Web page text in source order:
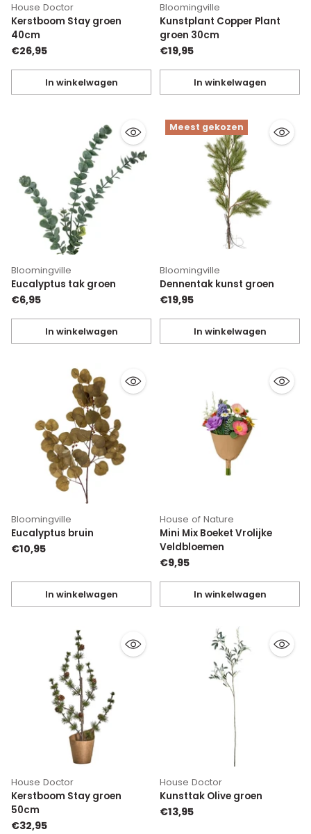
House Doctor
Kerstboom Stay groen
40cm
€26,95
In winkelwagen
Hoeveelheid
Bloomingville
Kunstplant Copper Plant
groen 30cm
€19,95
In winkelwagen
Hoeveelheid
Bloomingville
Eucalyptus tak groen
€6,95
In winkelwagen
Hoeveelheid
Meest gekozen
Bloomingville
Dennentak kunst groen
€19,95
In winkelwagen
Hoeveelheid
Bloomingville
Eucalyptus bruin
€10,95
In winkelwagen
Hoeveelheid
House of Nature
Mini Mix Boeket Vrolijke
Veldbloemen
€9,95
In winkelwagen
Hoeveelheid
House Doctor
Kerstboom Stay groen
50cm
€32,95
House Doctor
Kunsttak Olive groen
€13,95